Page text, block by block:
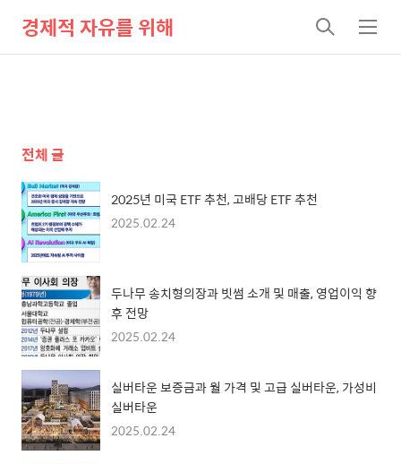
경제적 자유를 위해
검
색
메
뉴
전체 글
2025년 미국 ETF 추천, 고배당 ETF 추천
2025.02.24
두나무 송치형의장과 빗썸 소개 및 매출, 영업이익 향
후 전망
2025.02.24
실버타운 보증금과 월 가격 및 고급 실버타운, 가성비
실버타운
2025.02.24